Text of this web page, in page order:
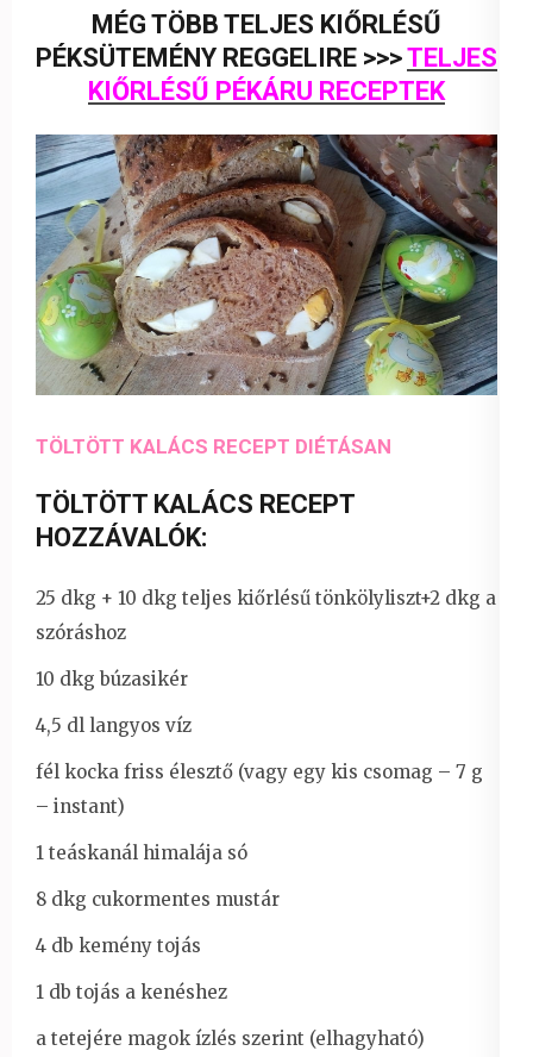
MÉG TÖBB TELJES KIŐRLÉSŰ
PÉKSÜTEMÉNY REGGELIRE >>>TELJES
KIŐRLÉSŰ PÉKÁRU RECEPTEK
TÖLTÖTT KALÁCS RECEPT DIÉTÁSAN
TÖLTÖTT KALÁCS RECEPT
HOZZÁVALÓK:
25 dkg + 10 dkg teljes kiőrlésű tönkölyliszt+2 dkg a
szóráshoz
10 dkg búzasikér
4,5 dl langyos víz
fél kocka friss élesztő (vagy egy kis csomag – 7 g
– instant)
1 teáskanál himalája só
8 dkg cukormentes mustár
4 db kemény tojás
1 db tojás a kenéshez
a tetejére magok ízlés szerint (elhagyható)